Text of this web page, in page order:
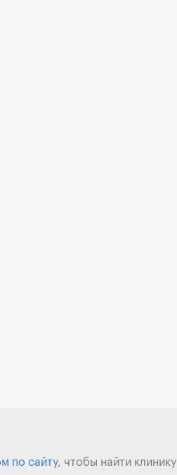
по сайту, чтобы найти клинику